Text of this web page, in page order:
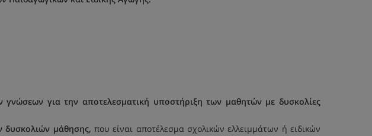
για την αποτελεσματική υποστήριξη των μαθητών με δυσκολίες
δυσκολιών μάθησης, που είναι αποτέλεσμα σχολικών ελλειμμάτων ή ειδικών